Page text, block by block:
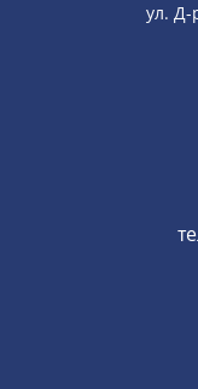
ул. Д-